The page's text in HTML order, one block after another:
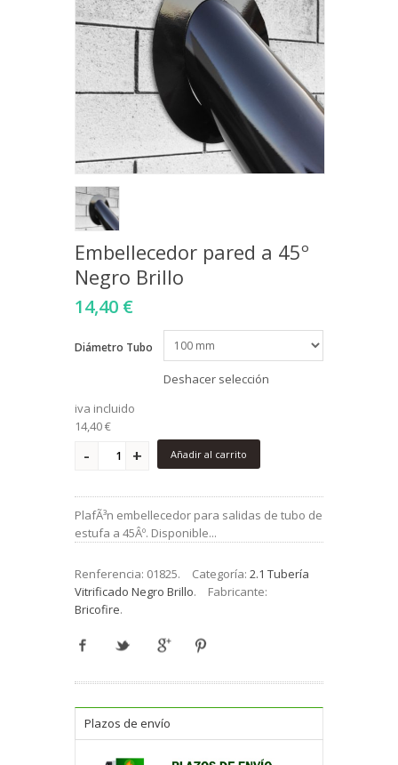
Embellecedor pared a 45º
Negro Brillo
14,40 €
Diámetro Tubo
Deshacer selección
iva incluido
14,40 €
Añadir al carrito
PlafÃ³n embellecedor para salidas de tubo de
estufa a 45Âº. Disponible...
Renferencia: 01825. Categoría: 2.1 Tubería
Vitrificado Negro Brillo.
Fabricante:
Bricofire.
Plazos de envío